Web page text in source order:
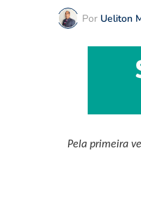
Por Ueliton
Pela primeira